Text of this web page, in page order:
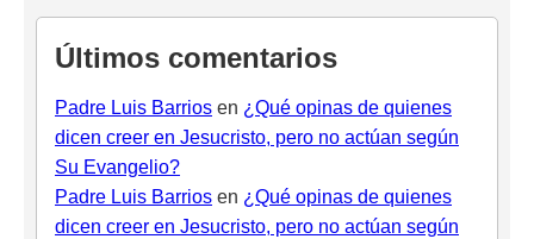
Últimos comentarios
Padre Luis Barrios en ¿Qué opinas de quienes
dicen creer en Jesucristo, pero no actúan según
Su Evangelio?
Padre Luis Barrios en ¿Qué opinas de quienes
dicen creer en Jesucristo, pero no actúan según